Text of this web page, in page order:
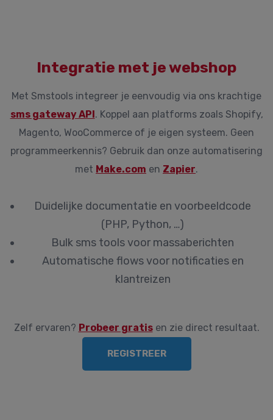
Integratie met je webshop
Met Smstools integreer je eenvoudig via ons krachtige
sms gateway API. Koppel aan platforms zoals Shopify,
Magento, WooCommerce of je eigen systeem. Geen
programmeerkennis? Gebruik dan onze automatisering
met Make.com en Zapier.
Duidelijke documentatie en voorbeeldcode
(PHP, Python, …)
Bulk sms tools voor massaberichten
Automatische flows voor notificaties en
klantreizen
Zelf ervaren? Probeer gratisen zie direct resultaat.
REGISTREER